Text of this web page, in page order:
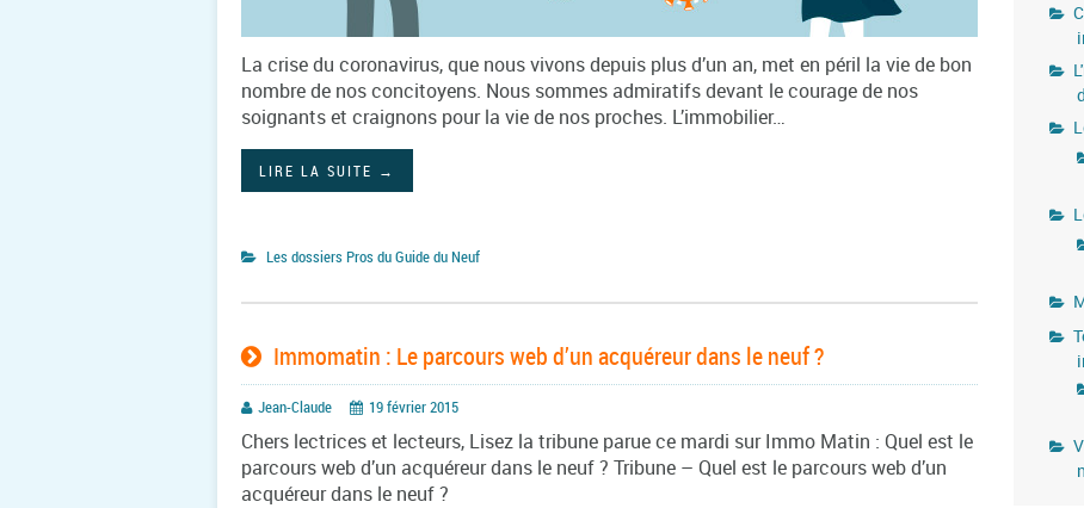
La crise du coronavirus, que nous vivons depuis plus d’un an, met en péril la vie de bon
nombre de nos concitoyens. Nous sommes admiratifs devant le courage de nos
soignants et craignons pour la vie de nos proches. L’immobilier…
LIRE LA SUITE →
Les dossiers Pros du Guide du Neuf
Immomatin : Le parcours web d’un acquéreur dans le neuf ?
Jean-Claude 19 février 2015
Chers lectrices et lecteurs, Lisez la tribune parue ce mardi sur Immo Matin : Quel est le
parcours web d’un acquéreur dans le neuf ? Tribune – Quel est le parcours web d’un
acquéreur dans le neuf ?